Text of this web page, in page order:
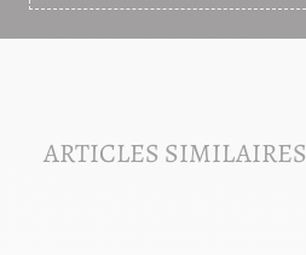
ARTICLES SIMILAIRES